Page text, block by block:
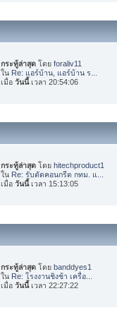
กระทู้ล่าสุด โดยforaliv11
ใน Re: แอร์บ้าน, แอร์บ้าน ร...
เมื่อวันนี้เวลา 20:54:06
กระทู้ล่าสุด โดยhitechproduct1
ใน Re: รับตัดคอนกรีต กทม. แ...
เมื่อวันนี้เวลา 15:13:05
กระทู้ล่าสุด โดยbanddyes1
ใน Re: โรงงานชิงช้า เครื่อ...
เมื่อวันนี้เวลา 22:27:22